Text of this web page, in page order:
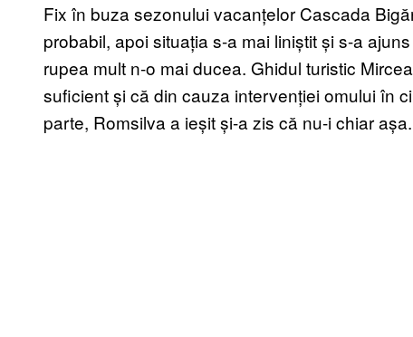
Fix în buza sezonului vacanțelor Cascada
probabil, apoi situația s-a mai liniștit și s-a
rupea mult n-o mai ducea. Ghidul turistic
suficient și că din cauza intervenției omului în
parte, Romsilva a ieșit și-a zis că nu-i chiar așa.